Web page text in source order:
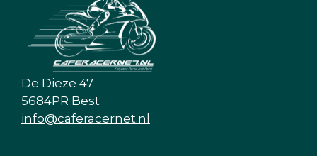
De Dieze 47
5684PR Best
info@caferacernet.nl